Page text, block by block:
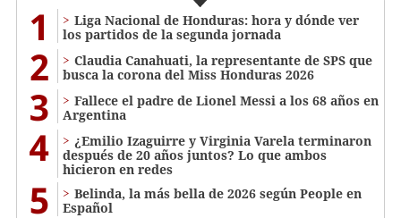
1
Liga Nacional de Honduras: hora y dónde ver
los partidos de la segunda jornada
2
Claudia Canahuati, la representante de SPS que
busca la corona del Miss Honduras 2026
3
Fallece el padre de Lionel Messi a los 68 años en
Argentina
4
¿Emilio Izaguirre y Virginia Varela terminaron
después de 20 años juntos? Lo que ambos
hicieron en redes
5
Belinda, la más bella de 2026 según People en
Español